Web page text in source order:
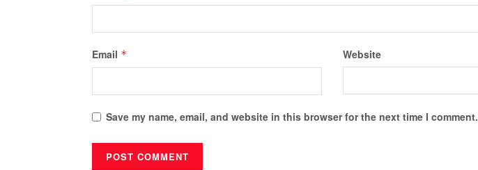
Email * Website
Save my name, email, and website in this browser for the next time I comment.